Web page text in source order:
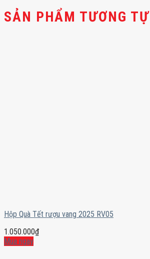
SẢN PHẨM TƯƠNG TỰ
Hộp Quà Tết rượu vang 2025 RV05
1.050.000₫
Mua ngay